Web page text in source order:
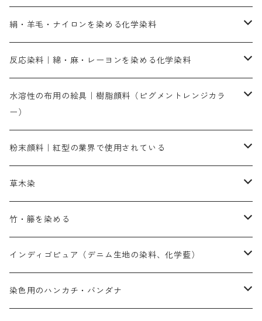
直接染料－染色手順が簡単
人気のおすすめ直接染料
染色に必要な薬品類
橙色系
青色系
紫色系
絹・羊毛・ナイロンを染める化学染料
お買い得品
染料一覧
人気のおすすめ染料
橙色系
染色に必要な薬品類
補助薬品
反応染料｜綿・麻・レーヨンを染める化学染料
お勧めの3原色（赤・青・黄色）
お勧め｜スミフィックス～
3原色以外の色目
赤色
染色に必要な薬品
アルカリ剤
補助薬品
捺染に必要な材料
捺染糊
水溶性の布用の絵具｜樹脂顔料（ピグメントレンジカラ
ー）
ネオカラー（色）
内容量：100g
内容量：500g
バィンダー（定着剤）
増粘剤
黄色系
エロ―M3G｜定番の色合い
オレンジ系
粉末顔料｜紅型の業界で使用されている
赤色系
本洋紅
代用朱黄色口
黄色系
ファストエロ―10GN（鮮やかな黄色）
ファストエロ―5GN（黄色）
青色系
NSBAブルー
白色｜胡粉
草木染
植物染料
人気のおすすめ植物染料
インド茜・西洋茜の個別販売
濃染処理剤｜ソルバックスPS－900
媒染剤
竹・籐を染める
人気のおすすめ竹・藤を染める染料
塩基性染料（混色可能）
インディゴピュア（デニム生地の染料、化学藍）
初心者向けお試しセット販売
染色用のハンカチ・バンダナ